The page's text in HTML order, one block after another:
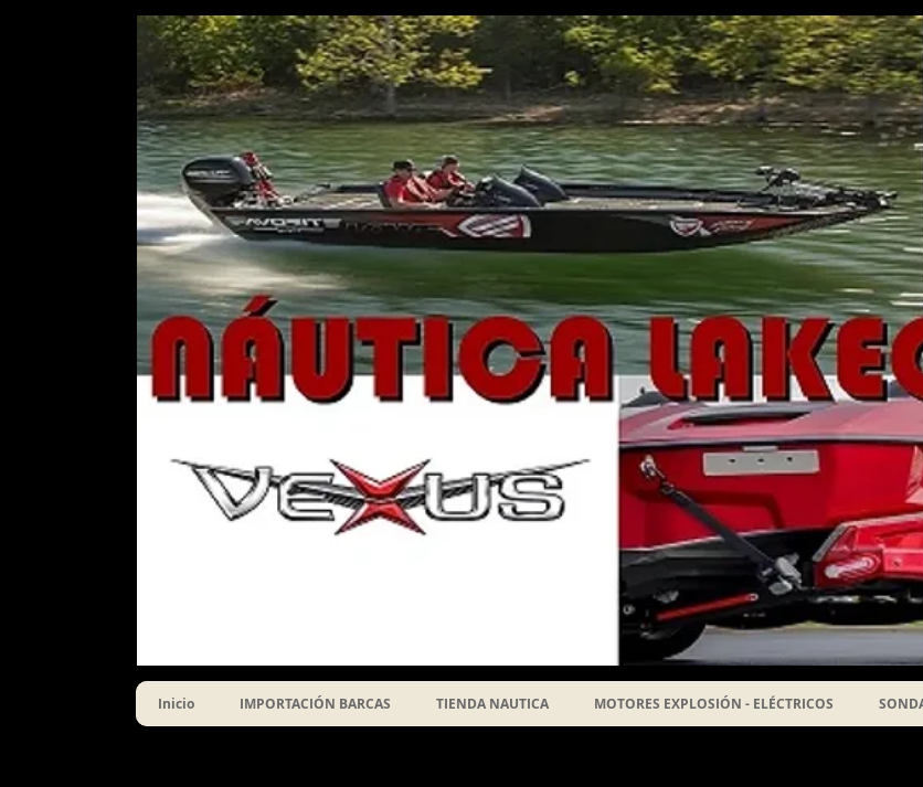
Inicio IMPORTACIÓN BARCAS TIENDA NAUTICA MOTORES EXPLOSIÓN - ELÉCTRICOS